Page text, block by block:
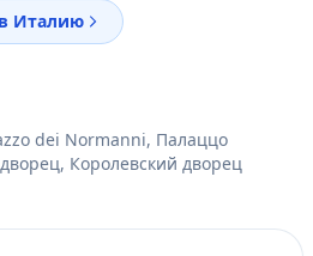
Италию
dei Normanni, Палаццо
Королевский дворец